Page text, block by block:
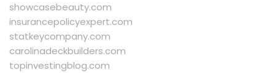
showcasebeauty.com
insurancepolicyexpert.com
statkeycompany.com
carolinadeckbuilders.com
topinvestingblog.com